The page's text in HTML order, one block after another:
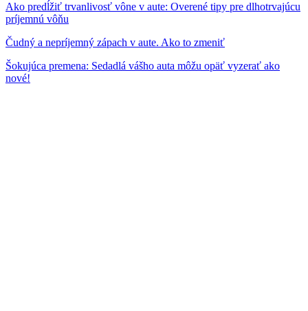
Ako predĺžiť trvanlivosť vône v aute: Overené tipy pre dlhotrvajúcu
príjemnú vôňu
Čudný a nepríjemný zápach v aute. Ako to zmeniť
Šokujúca premena: Sedadlá vášho auta môžu opäť vyzerať ako
nové!